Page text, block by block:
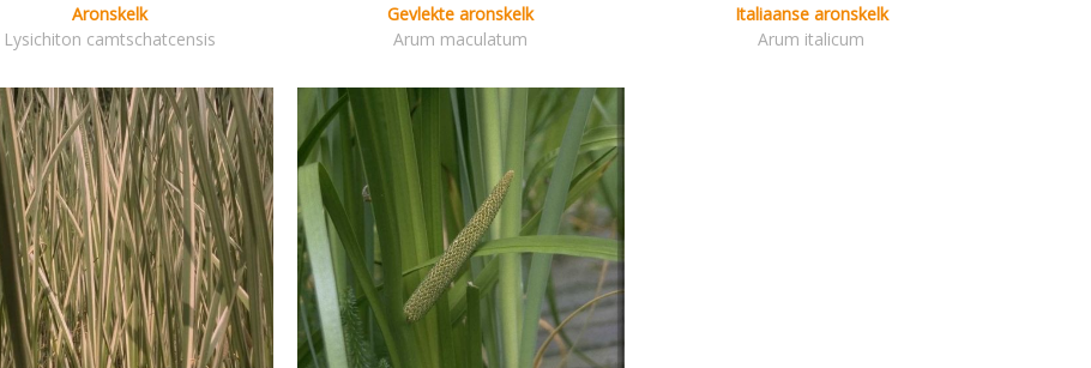
Aronskelk
Lysichiton camtschatcensis
Gevlekte aronskelk
Arum maculatum
Italiaanse aronskelk
Arum italicum